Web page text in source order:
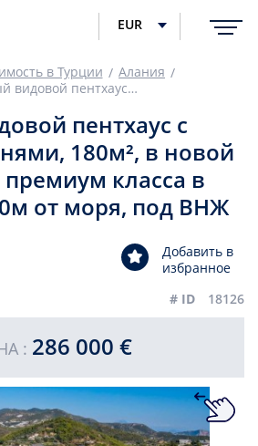
EUR
в Турции
Алания
Элитный видовой пентхаус с тремя спальнями, 180м², в новой резиденции премиум класса в Конаклы, 300м от моря, под ВНЖ
пентхаус с
180м², в новой
класса в
от моря, под ВНЖ
Добавить в
избранное
# ID
18126
: 286 000 €